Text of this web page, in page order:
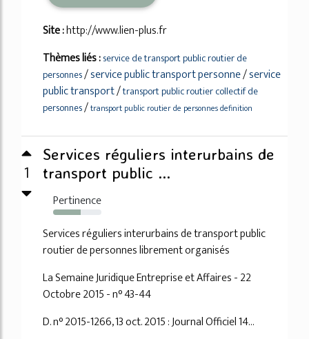
Site :http://www.lien-plus.fr
Thèmes liés :service de transport public routier de
personnes/service public transport personne/service
public transport/transport public routier collectif de
personnes/transport public routier de personnes definition
1
Services réguliers interurbains de
transport public ...
Pertinence
57%
Services réguliers interurbains de transport public
routier de personnes librement organisés
La Semaine Juridique Entreprise et Affaires - 22
Octobre 2015 - n° 43-44
D. n° 2015-1266, 13 oct. 2015 : Journal Officiel 14...